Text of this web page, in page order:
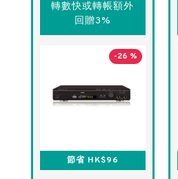
轉數快或轉帳額外
回贈3%
-26 %
節省 HK$96